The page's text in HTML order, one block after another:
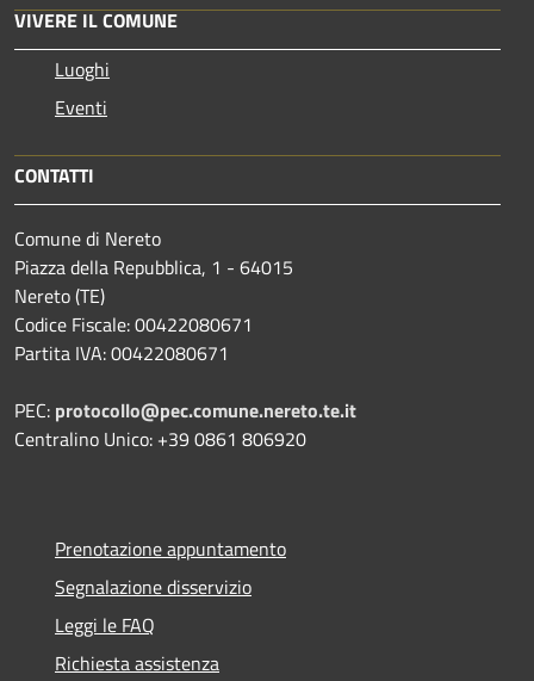
VIVERE IL COMUNE
Luoghi
Eventi
CONTATTI
Comune di Nereto
Piazza della Repubblica, 1 - 64015
Nereto (TE)
Codice Fiscale: 00422080671
Partita IVA: 00422080671
PEC: protocollo@pec.comune.nereto.te.it
Centralino Unico: +39 0861 806920
Prenotazione appuntamento
Segnalazione disservizio
Leggi le FAQ
Richiesta assistenza